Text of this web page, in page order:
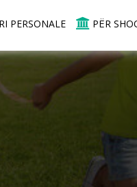
PERSONALE PËR